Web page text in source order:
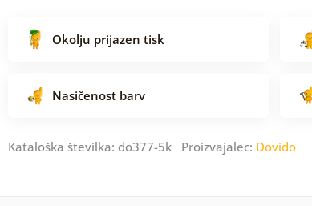
Okolju prijazen tisk
Nasičenost barv
Kataloška številka: do377-5k Proizvajalec: Dovido